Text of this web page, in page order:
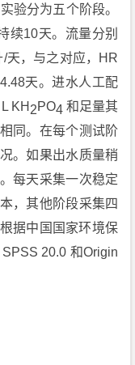
验分为五个阶段。
续10天。流量分别
天，与之对应，HR
天。进水人工配
KH 2PO4 和足量其
同。在每个测试阶
。如果出水质量稍
每天采集一次稳定
，其他阶段采集四
据中国国家环境保
20.0 和Origin